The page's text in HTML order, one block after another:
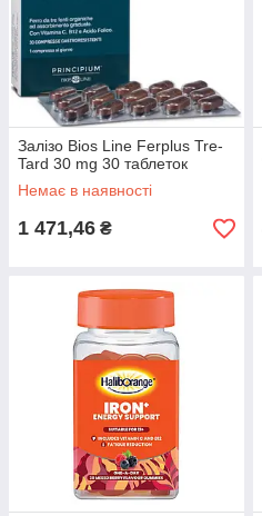
Залізо Bios Line Ferplus Tre-
Tard 30 mg 30 таблеток
Немає в наявності
1 471,46 ₴